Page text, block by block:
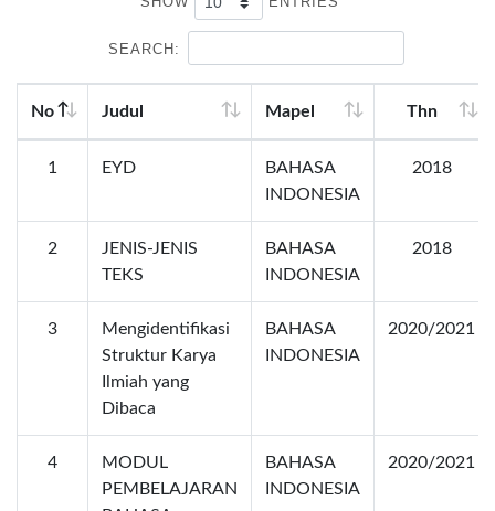
SEARCH:
No Judul Mapel Thn
1 EYD
BAHASA
INDONESIA
2018
2
JENIS-JENIS
TEKS
BAHASA
INDONESIA
2018
3
Mengidentifikasi
Struktur Karya
Ilmiah yang
Dibaca
BAHASA
INDONESIA
2020/2021
4
MODUL
PEMBELAJARAN
BAHASA
INDONESIA
2020/2021